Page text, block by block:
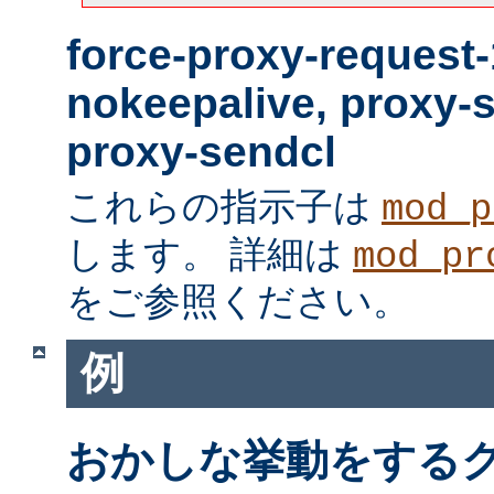
force-proxy-
nokeepalive, proxy-
proxy-sendcl
これらの指示子は
します。 詳細は
をご参照ください。
例
おかしな挙動をする